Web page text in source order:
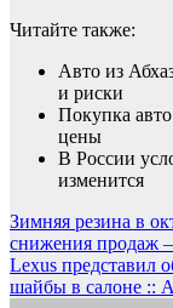
Читайте также:
Авто из
и риски
Покупка
цены
В России
изменится
Навигация
по
записям
Зимняя резина в
снижения продаж
Lexus представил
шайбы в салоне ::